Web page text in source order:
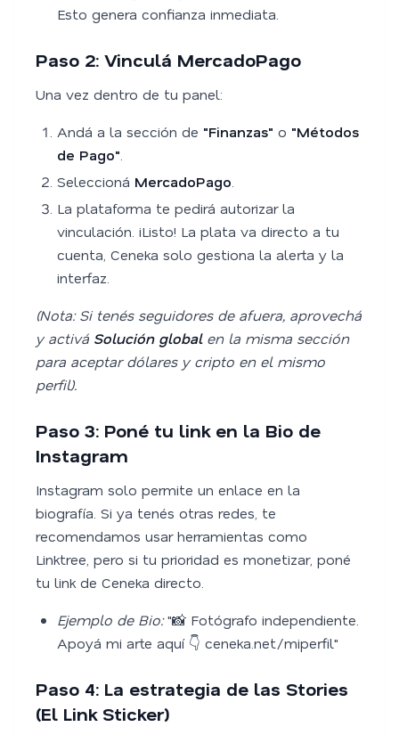
Esto genera confianza inmediata.
Paso 2: Vinculá MercadoPago
Una vez dentro de tu panel:
Andá a la sección de "Finanzas" o "Métodos
de Pago"
Seleccioná MercadoPago
La plataforma te pedirá autorizar la
vinculación. ¡Listo! La plata va directo a tu
cuenta, Ceneka solo gestiona la alerta y la
interfaz.
(Nota: Si tenés seguidores de afuera, aprovechá
y activá Solución globalen la misma sección
para aceptar dólares y cripto en el mismo
perfil).
Paso 3: Poné tu link en la Bio de
Instagram
Instagram solo permite un enlace en la
biografía. Si ya tenés otras redes, te
recomendamos usar herramientas como
Linktree, pero si tu prioridad es monetizar, poné
tu link de Ceneka directo.
Ejemplo de Bio:"📸 Fotógrafo independiente.
Apoyá mi arte aquí 👇 ceneka.net/miperfil"
Paso 4: La estrategia de las Stories
(El Link Sticker)